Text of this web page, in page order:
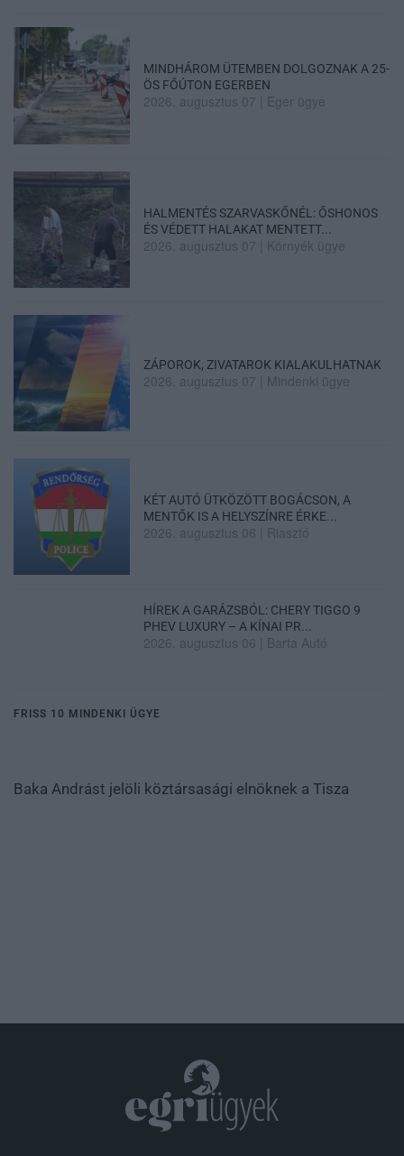
MINDHÁROM ÜTEMBEN DOLGOZNAK A 25-
ÖS FŐÚTON EGERBEN
2026. augusztus 07 Eger ügye
HALMENTÉS SZARVASKŐNÉL: ŐSHONOS
ÉS VÉDETT HALAKAT MENTETT...
2026. augusztus 07 Környék ügye
ZÁPOROK, ZIVATAROK KIALAKULHATNAK
2026. augusztus 07 Mindenki ügye
KÉT AUTÓ ÜTKÖZÖTT BOGÁCSON, A
MENTŐK IS A HELYSZÍNRE ÉRKE...
2026. augusztus 06 Riasztó
HÍREK A GARÁZSBÓL: CHERY TIGGO 9
PHEV LUXURY – A KÍNAI PR...
2026. augusztus 06 Barta Autó
FRISS 10 MINDENKI ÜGYE
Baka Andrást jelöli köztársasági elnöknek a Tisza